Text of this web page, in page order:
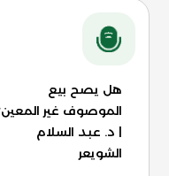
هل يصح بيع
الموصوف غير
| د. عبد السلام
الشويعر